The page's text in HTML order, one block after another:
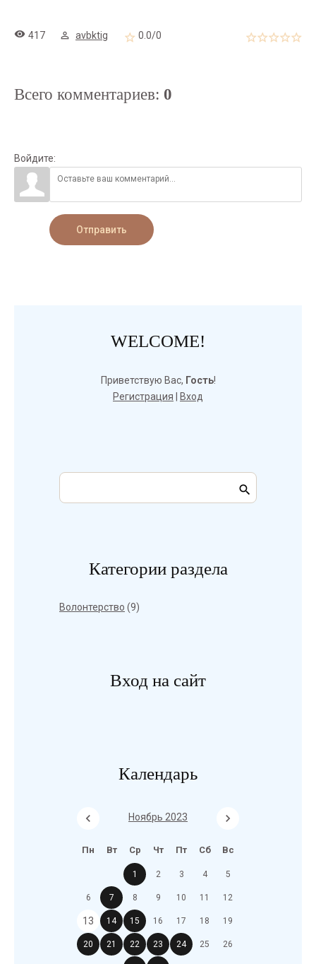
417 avbktig 0.0/0
Всего комментариев: 0
Войдите:
Отправить
WELCOME!
Приветствую Вас, Гость!
Регистрация
Вход
Категории раздела
Волонтерство (9)
Вход на сайт
Календарь
Ноябрь 2023
Пн Вт Ср Чт Пт Сб Вс
1 2 3 4 5
6 7 8 9 10 11 12
13 14 15 16 17 18 19
20 21 22 23 24 25 26